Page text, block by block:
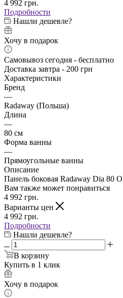
4 992 грн.
Подробности
Нашли дешевле?
Хочу в подарок
Самовывоз сегодня - бесплатно
Доставка завтра - 200 грн
Характеристики
Бренд
—
Radaway (Польша)
Длина
—
80 см
Форма ванны
—
Прямоугольные ванны
Описание
Панель боковая Radaway Dia 80
Вам также может понравиться
4 992 грн.
Варианты цен
4 992 грн.
Подробности
Нашли дешевле?
В корзину
Купить в 1 клик
Хочу в подарок